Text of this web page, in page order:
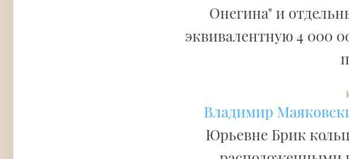
Онегина" и
эквивалентную 4 000
Владимир
Юрьевне Брик